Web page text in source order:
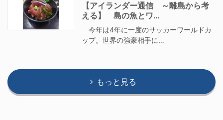
【アイランダー通信 ～離島から考
える】 島の魚とワ…
今年は4年に一度のサッカーワールドカ
ップ。世界の強豪相手に…
もっと見る